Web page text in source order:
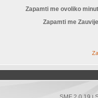
Zapamti me ovoliko
Zapamti me